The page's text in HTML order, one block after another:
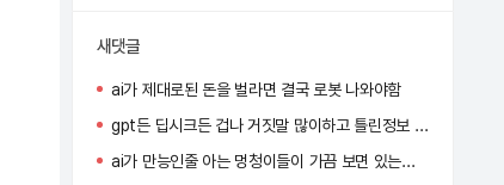
새댓글
ai가 제대로된 돈을 벌라면 결국 로봇 나와야함
gpt든 딥시크든 겁나 거짓말 많이하고 틀린정보 줘서 별로임
ai가 만능인줄 아는 멍청이들이 가끔 보면 있는데 사람 지능이 엄청 똑똑한걸 알아야한다